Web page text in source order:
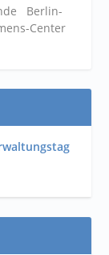
Berlin-
Center